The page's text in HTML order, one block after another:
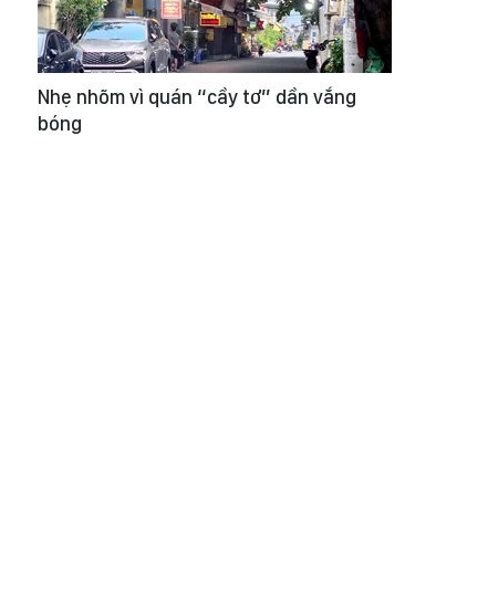
Nhẹ nhõm vì quán “cầy tơ” dần vắng
bóng